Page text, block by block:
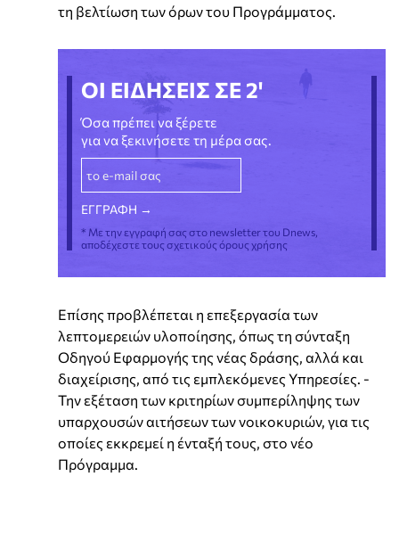
τη βελτίωση των όρων του Προγράμματος.
ΟΙ ΕΙΔΗΣΕΙΣ ΣΕ 2'
Όσα πρέπει να ξέρετε
για να ξεκινήσετε τη μέρα σας.
* Με την εγγραφή σας στο newsletter του Dnews,
αποδέχεστε τους σχετικούς όρους χρήσης
Επίσης προβλέπεται η επεξεργασία των
λεπτομερειών υλοποίησης, όπως τη σύνταξη
Οδηγού Εφαρμογής της νέας δράσης, αλλά και
διαχείρισης, από τις εμπλεκόμενες Υπηρεσίες. -
Την εξέταση των κριτηρίων συμπερίληψης των
υπαρχουσών αιτήσεων των νοικοκυριών, για τις
οποίες εκκρεμεί η ένταξή τους, στο νέο
Πρόγραμμα.